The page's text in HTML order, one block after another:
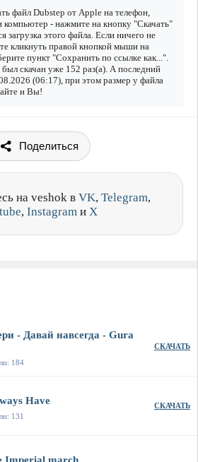
файл Dubstep от Apple на телефон,
компьютер - нажмите на кнопку "Скачать"
загрузка этого файла. Если ничего не
кликнуть правой кнопкой мыши на
пункт "Сохранить по ссылке как...".
скачан уже 152 раз(а). А последний
(06:17), при этом размер у файла
и Вы!
Поделиться
на veshok в VK, Telegram,
, Instagram и X
- Давай навсегда - Gura
184
СКАЧАТЬ
Have
131
СКАЧАТЬ